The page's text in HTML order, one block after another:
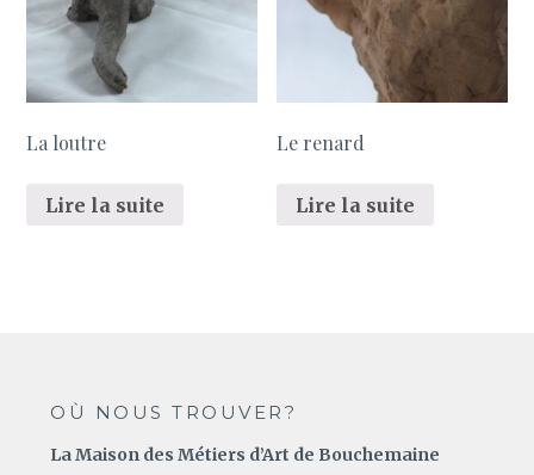
La loutre
Lire la suite
Le renard
Lire la suite
OÙ NOUS TROUVER?
La Maison des Métiers d’Art de Bouchemaine